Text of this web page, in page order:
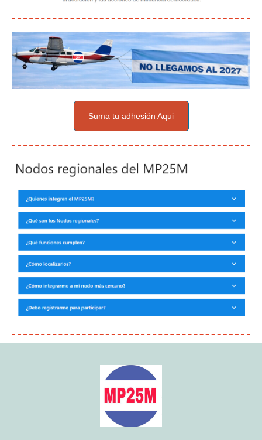
Suma tu adhesión Aqui